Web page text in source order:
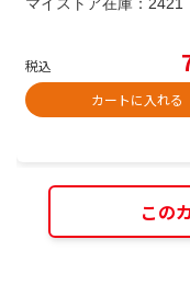
税込
カートに入れる
この